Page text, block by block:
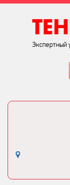
Экспертный